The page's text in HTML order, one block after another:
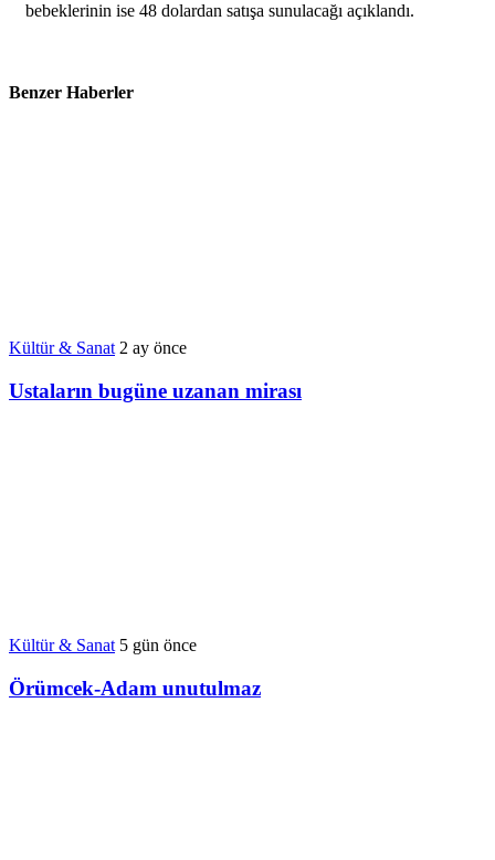
bebeklerinin ise 48 dolardan satışa sunulacağı açıklandı.
Benzer Haberler
Kültür & Sanat 2 ay önce
Ustaların bugüne uzanan mirası
Kültür & Sanat 5 gün önce
Örümcek-Adam unutulmaz